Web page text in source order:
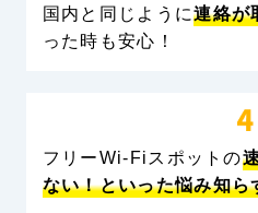
国内と同じように連絡が
った時も安心！
フリーWi-Fiスポットの
ない！といった悩み知ら